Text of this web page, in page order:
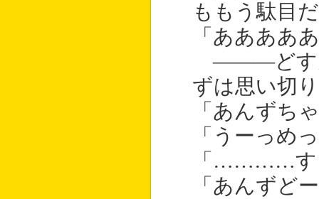
ももう駄目
「ああああ
―――どす
ずは思い切
「あんずち
「うーっめ
「…………す
「あんずど